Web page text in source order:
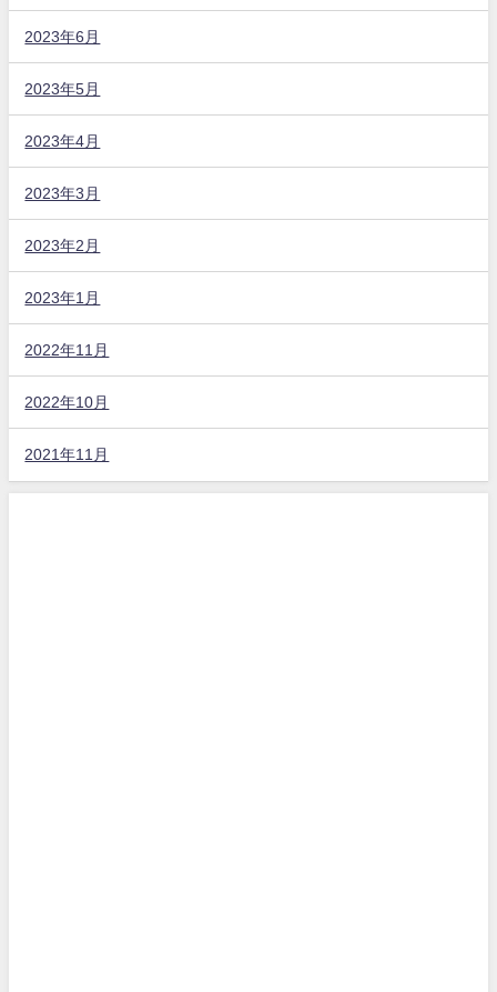
2023年6月
2023年5月
2023年4月
2023年3月
2023年2月
2023年1月
2022年11月
2022年10月
2021年11月